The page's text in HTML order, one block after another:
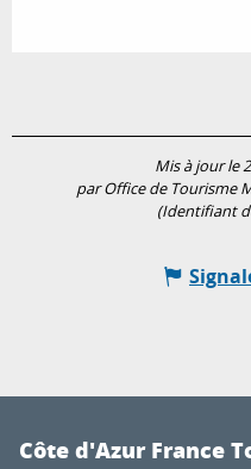
Mis à jour le
par Office de Tourisme
(Identifiant
Côte d'Azur France